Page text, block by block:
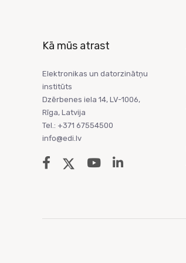
Kā mūs atrast
Elektronikas un datorzinātņu
institūts
Dzērbenes iela 14, LV-1006,
Rīga, Latvija
Tel.: +371 67554500
info@edi.lv